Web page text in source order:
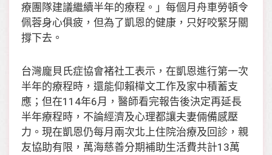
療團隊建議繼續半年的療程。」每個月舟車勞頓令
佩蓉身心俱疲，但為了凱恩的健康，只好咬緊牙關
撐下去。
台灣龐貝氏症協會褚社工表示，在凱恩進行第一次
半年的療程時，還能仰賴樺文工作及家中積蓄支
應；但在114年6月，醫師看完報告後決定再延長
半年療程時，不論經濟及心理都讓夫妻倆備感壓
力。現在凱恩仍每月兩次北上住院治療及回診，親
友協助有限，萬海慈善分期補助生活費共計13萬